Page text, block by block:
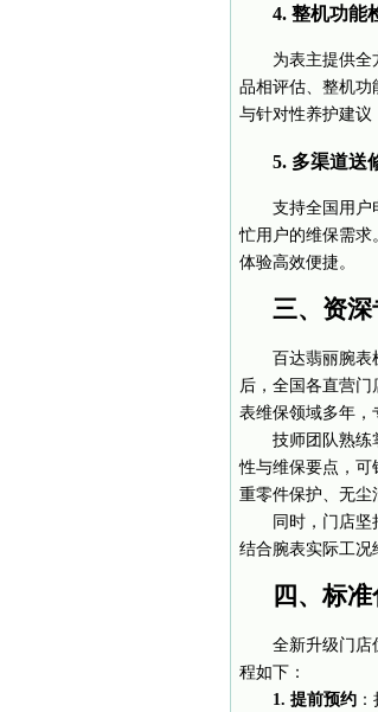
4. 整机功能
为表主提供全
品相评估、整机功
与针对性养护建议
5. 多渠道送
支持全国用户
忙用户的维保需求
体验高效便捷。
三、资
百达翡丽腕表
后，全国各直营
表维保领域多年，
技师团队熟练
性与维保要点，可
重零件保护、无尘
同时，门店
结合腕表实际工况
四、标
全新升级门店
程如下：
1. 提前预约：